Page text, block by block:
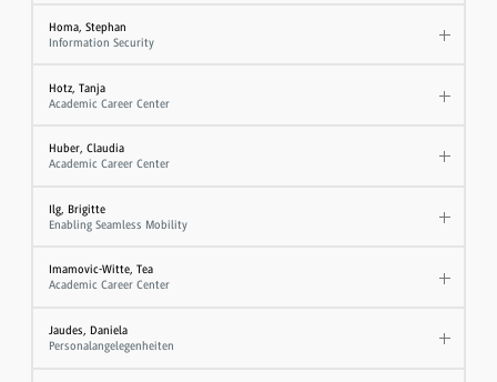
Homa, Stephan
Information Security
Hotz, Tanja
Academic Career Center
Huber, Claudia
Academic Career Center
Ilg, Brigitte
Enabling Seamless Mobility
Imamovic-Witte, Tea
Academic Career Center
Jaudes, Daniela
Personalangelegenheiten